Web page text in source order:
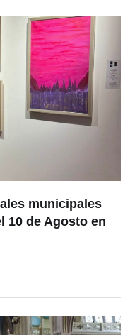
municipales
10 de Agosto en